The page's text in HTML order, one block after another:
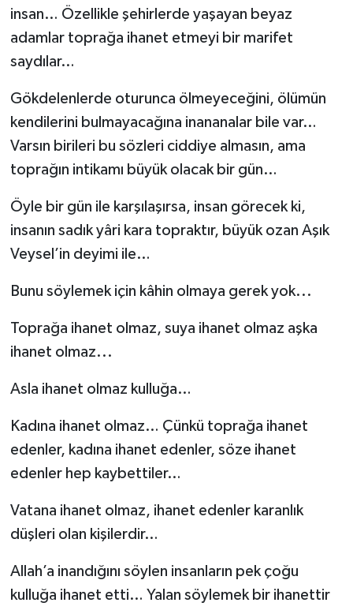
insan… Özellikle şehirlerde yaşayan beyaz
adamlar toprağa ihanet etmeyi bir marifet
saydılar…
Gökdelenlerde oturunca ölmeyeceğini, ölümün
kendilerini bulmayacağına inananalar bile var…
Varsın birileri bu sözleri ciddiye almasın, ama
toprağın intikamı büyük olacak bir gün…
Öyle bir gün ile karşılaşırsa, insan görecek ki,
insanın sadık yâri kara topraktır, büyük ozan Aşık
Veysel’in deyimi ile…
Bunu söylemek için kâhin olmaya gerek yok...
Toprağa ihanet olmaz, suya ihanet olmaz aşka
ihanet olmaz...
Asla ihanet olmaz kulluğa…
Kadına ihanet olmaz… Çünkü toprağa ihanet
edenler, kadına ihanet edenler, söze ihanet
edenler hep kaybettiler…
Vatana ihanet olmaz, ihanet edenler karanlık
düşleri olan kişilerdir…
Allah’a inandığını söylen insanların pek çoğu
kulluğa ihanet etti… Yalan söylemek bir ihanettir